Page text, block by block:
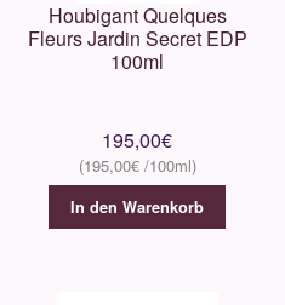
Houbigant Quelques
Fleurs Jardin Secret EDP
100ml
195,00€
195,00€
In den Warenkorb